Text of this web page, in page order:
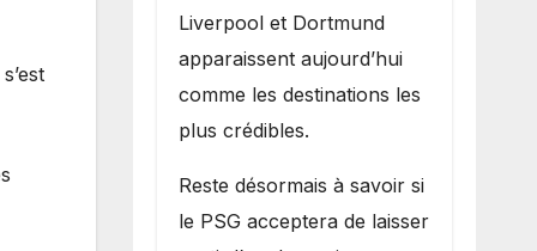
Liverpool et Dortmund
apparaissent aujourd’hui
comme les destinations les
plus crédibles.
Reste désormais à savoir si
le PSG acceptera de laisser